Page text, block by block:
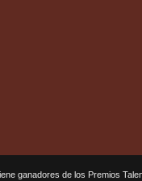
ganadores de los Premios